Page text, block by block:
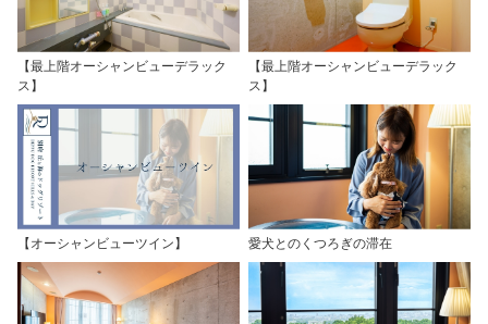
【最上階オーシャンビューデラック
ス】
【最上階オーシャンビューデラック
ス】
【オーシャンビューツイン】 愛犬とのくつろぎの滞在